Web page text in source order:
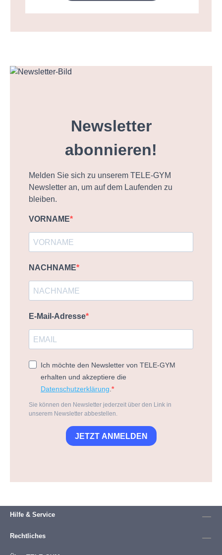
Newsletter
abonnieren!
Melden Sie sich zu unserem TELE-GYM
Newsletter an, um auf dem Laufenden zu
bleiben.
VORNAME
NACHNAME
E-Mail-Adresse
Ich möchte den Newsletter von TELE-GYM
erhalten und akzeptiere die
Datenschutzerklärung.
Sie können den Newsletter jederzeit über den Link in
unserem Newsletter abbestellen.
JETZT ANMELDEN
Hilfe & Service
Rechtliches